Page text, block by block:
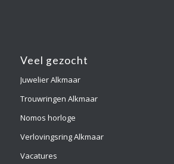
Veel gezocht
Juwelier Alkmaar
Trouwringen Alkmaar
Nomos horloge
Verlovingsring Alkmaar
Vacatures